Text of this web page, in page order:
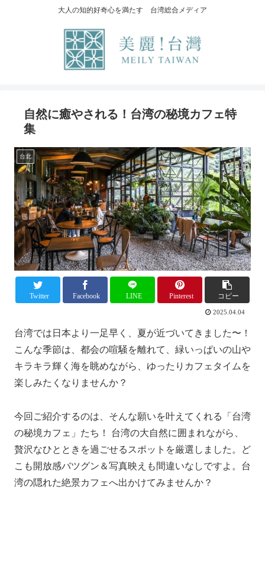
大人の知的好奇心を満たす 台湾総合メディア
自然に癒やされる！台湾の秘境カフェ特
集
台北
Twitter Facebook LINE Pinterest コピー
2025.04.04
台湾では日本より一足早く、夏が近づいてきました〜！
こんな季節は、都会の喧騒を離れて、緑いっぱいの山や
キラキラ輝く海を眺めながら、ゆったりカフェタイムを
楽しみたくなりませんか？
今回ご紹介するのは、そんな願いを叶えてくれる「台湾
の秘境カフェ」たち！ 台湾の大自然に囲まれながら、
贅沢なひとときを過ごせるスポットを厳選しました。ど
こも開放感バツグン＆写真映えも間違いなしですよ。台
湾の隠れた絶景カフェへ出かけてみませんか？